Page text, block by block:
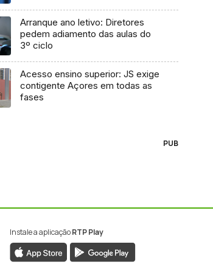
Arranque ano letivo: Diretores
pedem adiamento das aulas do
3º ciclo
Acesso ensino superior: JS exige
contigente Açores em todas as
fases
PUB
Instale a aplicaçãoRTP Play